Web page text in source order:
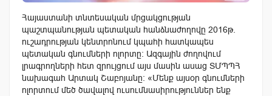
Հայաստանի տնտեսական մրցակցության
պաշտպանության պետական հանձնաժողովը 2016թ.
ուշադրության կենտրոնում կպահի հատկապես
պետական գնումների ոլորտը: Ազգային ժողովում
լրագրողների հետ զրույցում այս մասին ասաց ՏՄՊՊՀ
նախագահ Արտակ Շաբոյանը: «Մենք այսօր գնումների
ոլորտում մեծ ծավալով ուսումնասիրություններ ենք